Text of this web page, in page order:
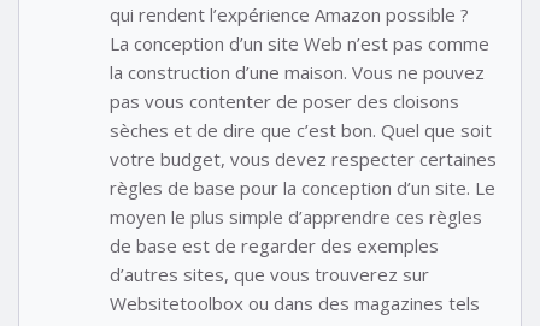
qui rendent l’expérience Amazon possible ?
La conception d’un site Web n’est pas comme
la construction d’une maison. Vous ne pouvez
pas vous contenter de poser des cloisons
sèches et de dire que c’est bon. Quel que soit
votre budget, vous devez respecter certaines
règles de base pour la conception d’un site. Le
moyen le plus simple d’apprendre ces règles
de base est de regarder des exemples
d’autres sites, que vous trouverez sur
Websitetoolbox ou dans des magazines tels